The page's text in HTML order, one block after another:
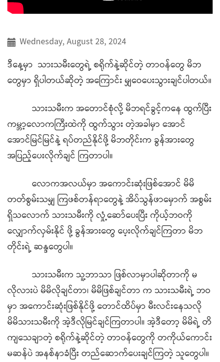
Wednesday, August 28, 2024
ဒီနေ့မှာ သားသမီးတွေရဲ့ စရိုက်နဲ့ဆိုင်တဲ့ တာဝန်တွေ မိဘ
တွေမှာ ရှိပါတယ်ဆိုတဲ့ အကြောင်း မျှဝေပေးသွားချင်ပါတယ်။
သားသမီးက အတောင်စုံလို့ မိဘရင်ခွင့်ကနေ ထွက်ပြီး
ကမ္ဘာ့လောကကြီးထဲကို ထွက်သွား တဲ့အခါမှာ အောင်
အောင်မြင်မြင်နဲ့ ရပ်တည်နိုင်ဖို့ မိဘတိုင်းက ခွန်အားတွေ
အပြည့်ပေးလိုက်ချင် ကြတာပါ။
လောကအလယ်မှာ အကောင်းဆုံးဖြစ်အောင် မိမိ
တတ်စွမ်းသမျှ ကြဖစ်တန်ရာတွေနဲ့ အိပ်သွန်ဖာမှောက် အစွမ်း
ရှိသလောက် သားသမီးကို လှုံ့ဆော်ပေးပြီး ကိုယ့်ဘဝကို
လျှောက်လှမ်းနိုင် ဖို့ ခွန်အားတွေ ပေ့းလိုက်ချင်ကြတာ မိဘ
တိုင်းရဲ့ ဆန္ဒတွေပါ။
သားသမီးက သူ့ဘာသာ ဖြစ်လာမှာပါဆိုတာကို မ
လိုလားပဲ မိမိလိုချင်တာ၊ မိမိဖြစ်ချင်တာ က သားသမီးရဲ့ ဘဝ
မှာ အကောင်းဆုံးဖြစ်နိုင်ဖို့ တောင်ထိပ်မှာ မီးလင်းနေသလို
မိမိသားသမီးကို အဲ့ဒီလိုမြင်ချင်ကြတာပါ။ အဲ့ဒီတော့ မိမိရဲ့ တိ
ကျသေချာတဲ့ စရိုက်နဲ့ဆိုင်တဲ့ တာဝန်တွေကို တကိုယ်ကောင်း
မဆန်ပဲ အနစ်နာခံပြီး တည်ဆောက်ပေးချင်ကြတဲ့ သူတွေပါ။